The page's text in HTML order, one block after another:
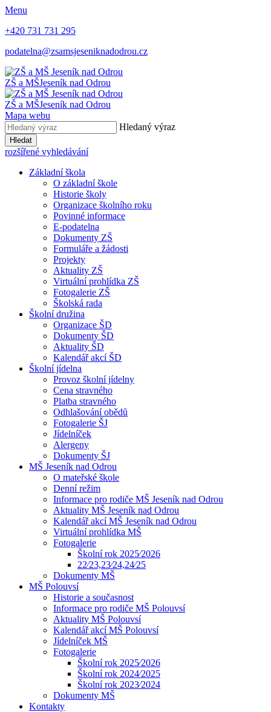
Menu
+420 731 731 295
podatelna@zsamsjeseniknadodrou.cz
ZŠ a MŠJeseník nad Odrou
ZŠ a MŠJeseník nad Odrou
Mapa webu
Hledaný výraz
Hledat
rozšířené vyhledávání
Základní škola
O základní škole
Historie školy
Organizace školního roku
Povinné informace
E-podatelna
Dokumenty ZŠ
Formuláře a žádosti
Projekty
Aktuality ZŠ
Virtuální prohlídka ZŠ
Fotogalerie ZŠ
Školská rada
Školní družina
Organizace ŠD
Dokumenty ŠD
Aktuality ŠD
Kalendář akcí ŠD
Školní jídelna
Provoz školní jídelny
Cena stravného
Platba stravného
Odhlašování obědů
Fotogalerie ŠJ
Jídelníček
Alergeny
Dokumenty ŠJ
MŠ Jeseník nad Odrou
O mateřské škole
Denní režim
Informace pro rodiče MŠ Jeseník nad Odrou
Aktuality MŠ Jeseník nad Odrou
Kalendář akcí MŠ Jeseník nad Odrou
Virtuální prohlídka MŠ
Fotogalerie
Školní rok 2025⁄2026
22⁄23,23⁄24,24⁄25
Dokumenty MŠ
MŠ Polouvsí
Historie a současnost
Informace pro rodiče MŠ Polouvsí
Aktuality MŠ Polouvsí
Kalendář akcí MŠ Polouvsí
Jídelníček MŠ
Fotogalerie
Školní rok 2025⁄2026
Školní rok 2024⁄2025
Školní rok 2023⁄2024
Dokumenty MŠ
Kontakty